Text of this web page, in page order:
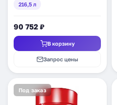
216,5 л
90 752 ₽
В корзину
Запрос цены
Под заказ